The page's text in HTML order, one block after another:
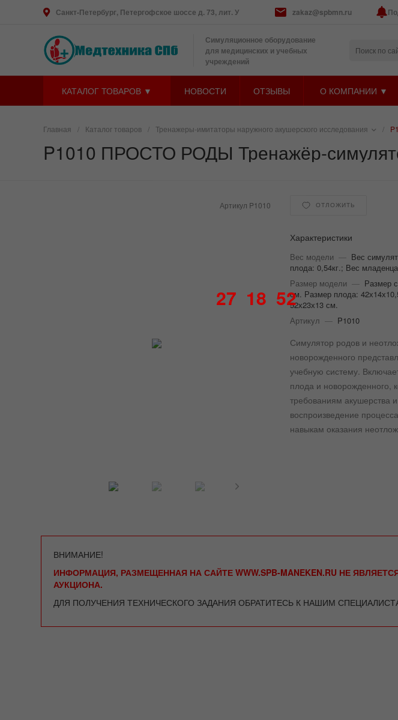
Санкт-Петербург, Петергофское шоссе д. 73, лит. У zakaz@spbmn.ru
Симуляционное оборудование
для медицинских и учебных
учреждений
КАТАЛОГ ТОВАРОВ ▼ НОВОСТИ ОТЗЫВЫ О КОМПАНИИ ▼
Главная / Каталог товаров / Тренажеры-имитаторы наружного акушерского исследования /
P1010 ПРОСТО РОДЫ Тренажёр-
Артикул P1010 ОТЛОЖИТЬ
Характеристики
Вес модели — Вес
плода: 0,54кг.; Вес
Размер модели — Размер
см. Размер плода:
52х23х13 см.
Артикул — P1010
Симулятор родов и
новорожденного
учебную систему.
плода и новорожденного,
требованиям акушерства
воспроизведение
навыкам оказания
ВНИМАНИЕ!
ИНФОРМАЦИЯ, РАЗМЕЩЕННАЯ НА САЙТЕ WWW.SPB-MANEKEN.RU НЕ
АУКЦИОНА.
ДЛЯ ПОЛУЧЕНИЯ ТЕХНИЧЕСКОГО ЗАДАНИЯ ОБРАТИТЕСЬ К НАШИМ
27 18 52